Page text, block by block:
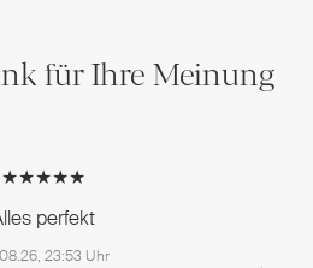
für Ihre Meinung
★★★★★
perfekt
23:53 Uhr